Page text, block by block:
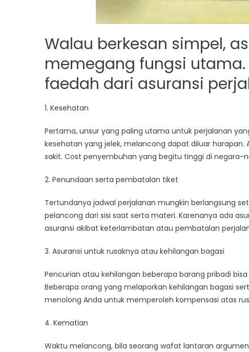
Walau berkesan simpel,
memegang fungsi utama.
faedah dari asuransi
1. Kesehatan
Pertama, unsur yang paling utama untuk perjalanan
kesehatan yang jelek, melancong dapat diluar harapan.
sakit. Cost penyembuhan yang begitu tinggi di negara-
2. Penundaan serta pembatalan tiket
Tertundanya jadwal perjalanan mungkin berlangsung
pelancong dari sisi saat serta materi. Karenanya ada
asuransi akibat keterlambatan atau pembatalan
3. Asuransi untuk rusaknya atau kehilangan bagasi
Pencurian atau kehilangan beberapa barang pribadi bisa
Beberapa orang yang melaporkan kehilangan bagasi
menolong Anda untuk memperoleh kompensasi atas
4. Kematian
Waktu melancong, bila seorang wafat lantaran argumen